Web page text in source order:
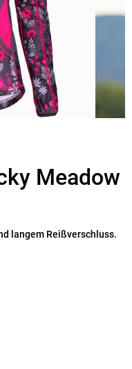
Meadow
langem Reißverschluss.